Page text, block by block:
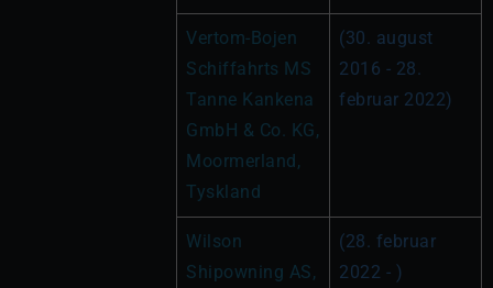
Vertom-Bojen
Schiffahrts MS
Tanne Kankena
GmbH & Co. KG,
Moormerland,
Tyskland
(30. august
2016 - 28.
februar 2022)
Wilson
Shipowning AS,
(28. februar
2022 - )